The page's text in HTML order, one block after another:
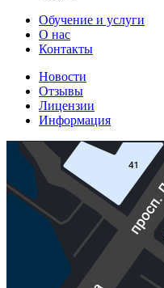
Обучение и услуги
О нас
Контакты
Новости
Отзывы
Лицензии
Информация